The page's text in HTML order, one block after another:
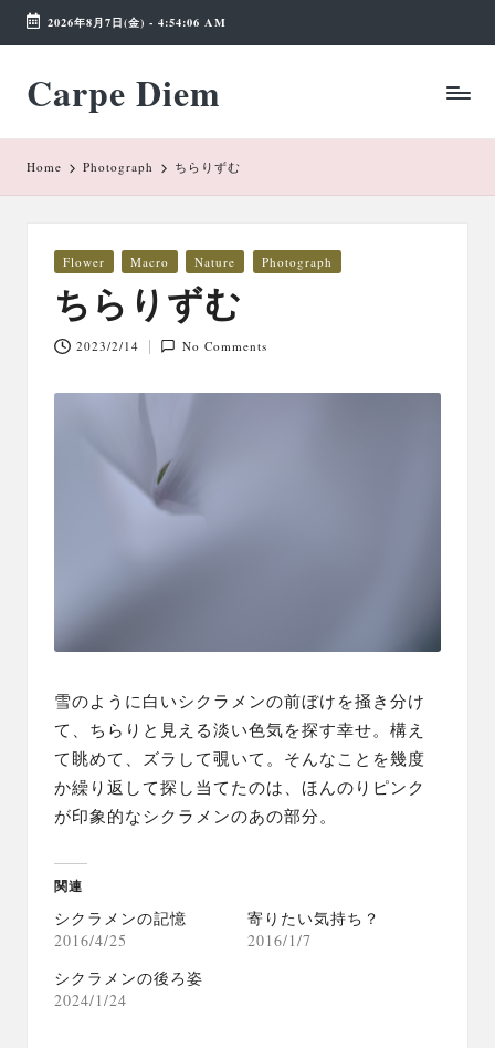
Skip
content
2026年8月7日(金) - 4:54:06 AM
Carpe Diem
Weekend
Wonderland
Home Photograph ちらりずむ
Posted
Flower Macro Nature Photograph
ちらりずむ
2023/2/14 No Comments
雪のように白いシクラメンの前ぼけを掻き分け
て、ちらりと見える淡い色気を探す幸せ。構え
て眺めて、ズラして覗いて。そんなことを幾度
か繰り返して探し当てたのは、ほんのりピンク
が印象的なシクラメンのあの部分。
関連
シクラメンの記憶
2016/4/25
寄りたい気持ち？
2016/1/7
シクラメンの後ろ姿
2024/1/24